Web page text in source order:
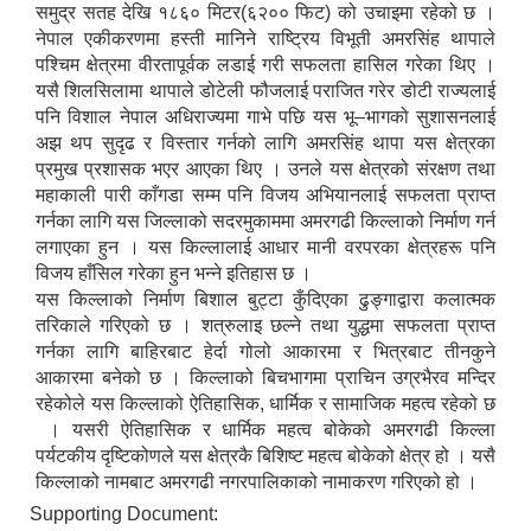
समुद्र सतह देखि १८६० मिटर(६२०० फिट) को उचाइमा रहेको छ ।
नेपाल एकीकरणमा हस्ती मानिने राष्ट्रिय विभूती अमरसिंह थापाले
पश्चिम क्षेत्रमा वीरतापूर्वक लडाई गरी सफलता हासिल गरेका थिए ।
यसै शिलसिलामा थापाले डोटेली फौजलाई पराजित गरेर डोटी राज्यलाई
पनि विशाल नेपाल अधिराज्यमा गाभे पछि यस भू–भागको सुशासनलाई
अझ थप सुदृढ र विस्तार गर्नको लागि अमरसिंह थापा यस क्षेत्रका
प्रमुख प्रशासक भएर आएका थिए । उनले यस क्षेत्रको संरक्षण तथा
महाकाली पारी काँगडा सम्म पनि विजय अभियानलाई सफलता प्राप्त
गर्नका लागि यस जिल्लाको सदरमुकाममा अमरगढी किल्लाको निर्माण गर्न
लगाएका हुन । यस किल्लालाई आधार मानी वरपरका क्षेत्रहरू पनि
विजय हाँसिल गरेका हुन भन्ने इतिहास छ ।
यस किल्लाको निर्माण बिशाल बुट्टा कुँदिएका ढुङ्गाद्वारा कलात्मक
तरिकाले गरिएको छ । शत्रुलाइ छल्ने तथा युद्धमा सफलता प्राप्त
गर्नका लागि बाहिरबाट हेर्दा गोलो आकारमा र भित्रबाट तीनकुने
आकारमा बनेको छ । किल्लाको बिचभागमा प्राचिन उग्रभैरव मन्दिर
रहेकोले यस किल्लाको ऐतिहासिक, धार्मिक र सामाजिक महत्व रहेको छ
। यसरी ऐतिहासिक र धार्मिक महत्व बोकेको अमरगढी किल्ला
पर्यटकीय दृष्टिकोणले यस क्षेत्रकै बिशिष्ट महत्व बोकेको क्षेत्र हो । यसै
किल्लाको नामबाट अमरगढी नगरपालिकाको नामाकरण गरिएको हो ।
Supporting Document: